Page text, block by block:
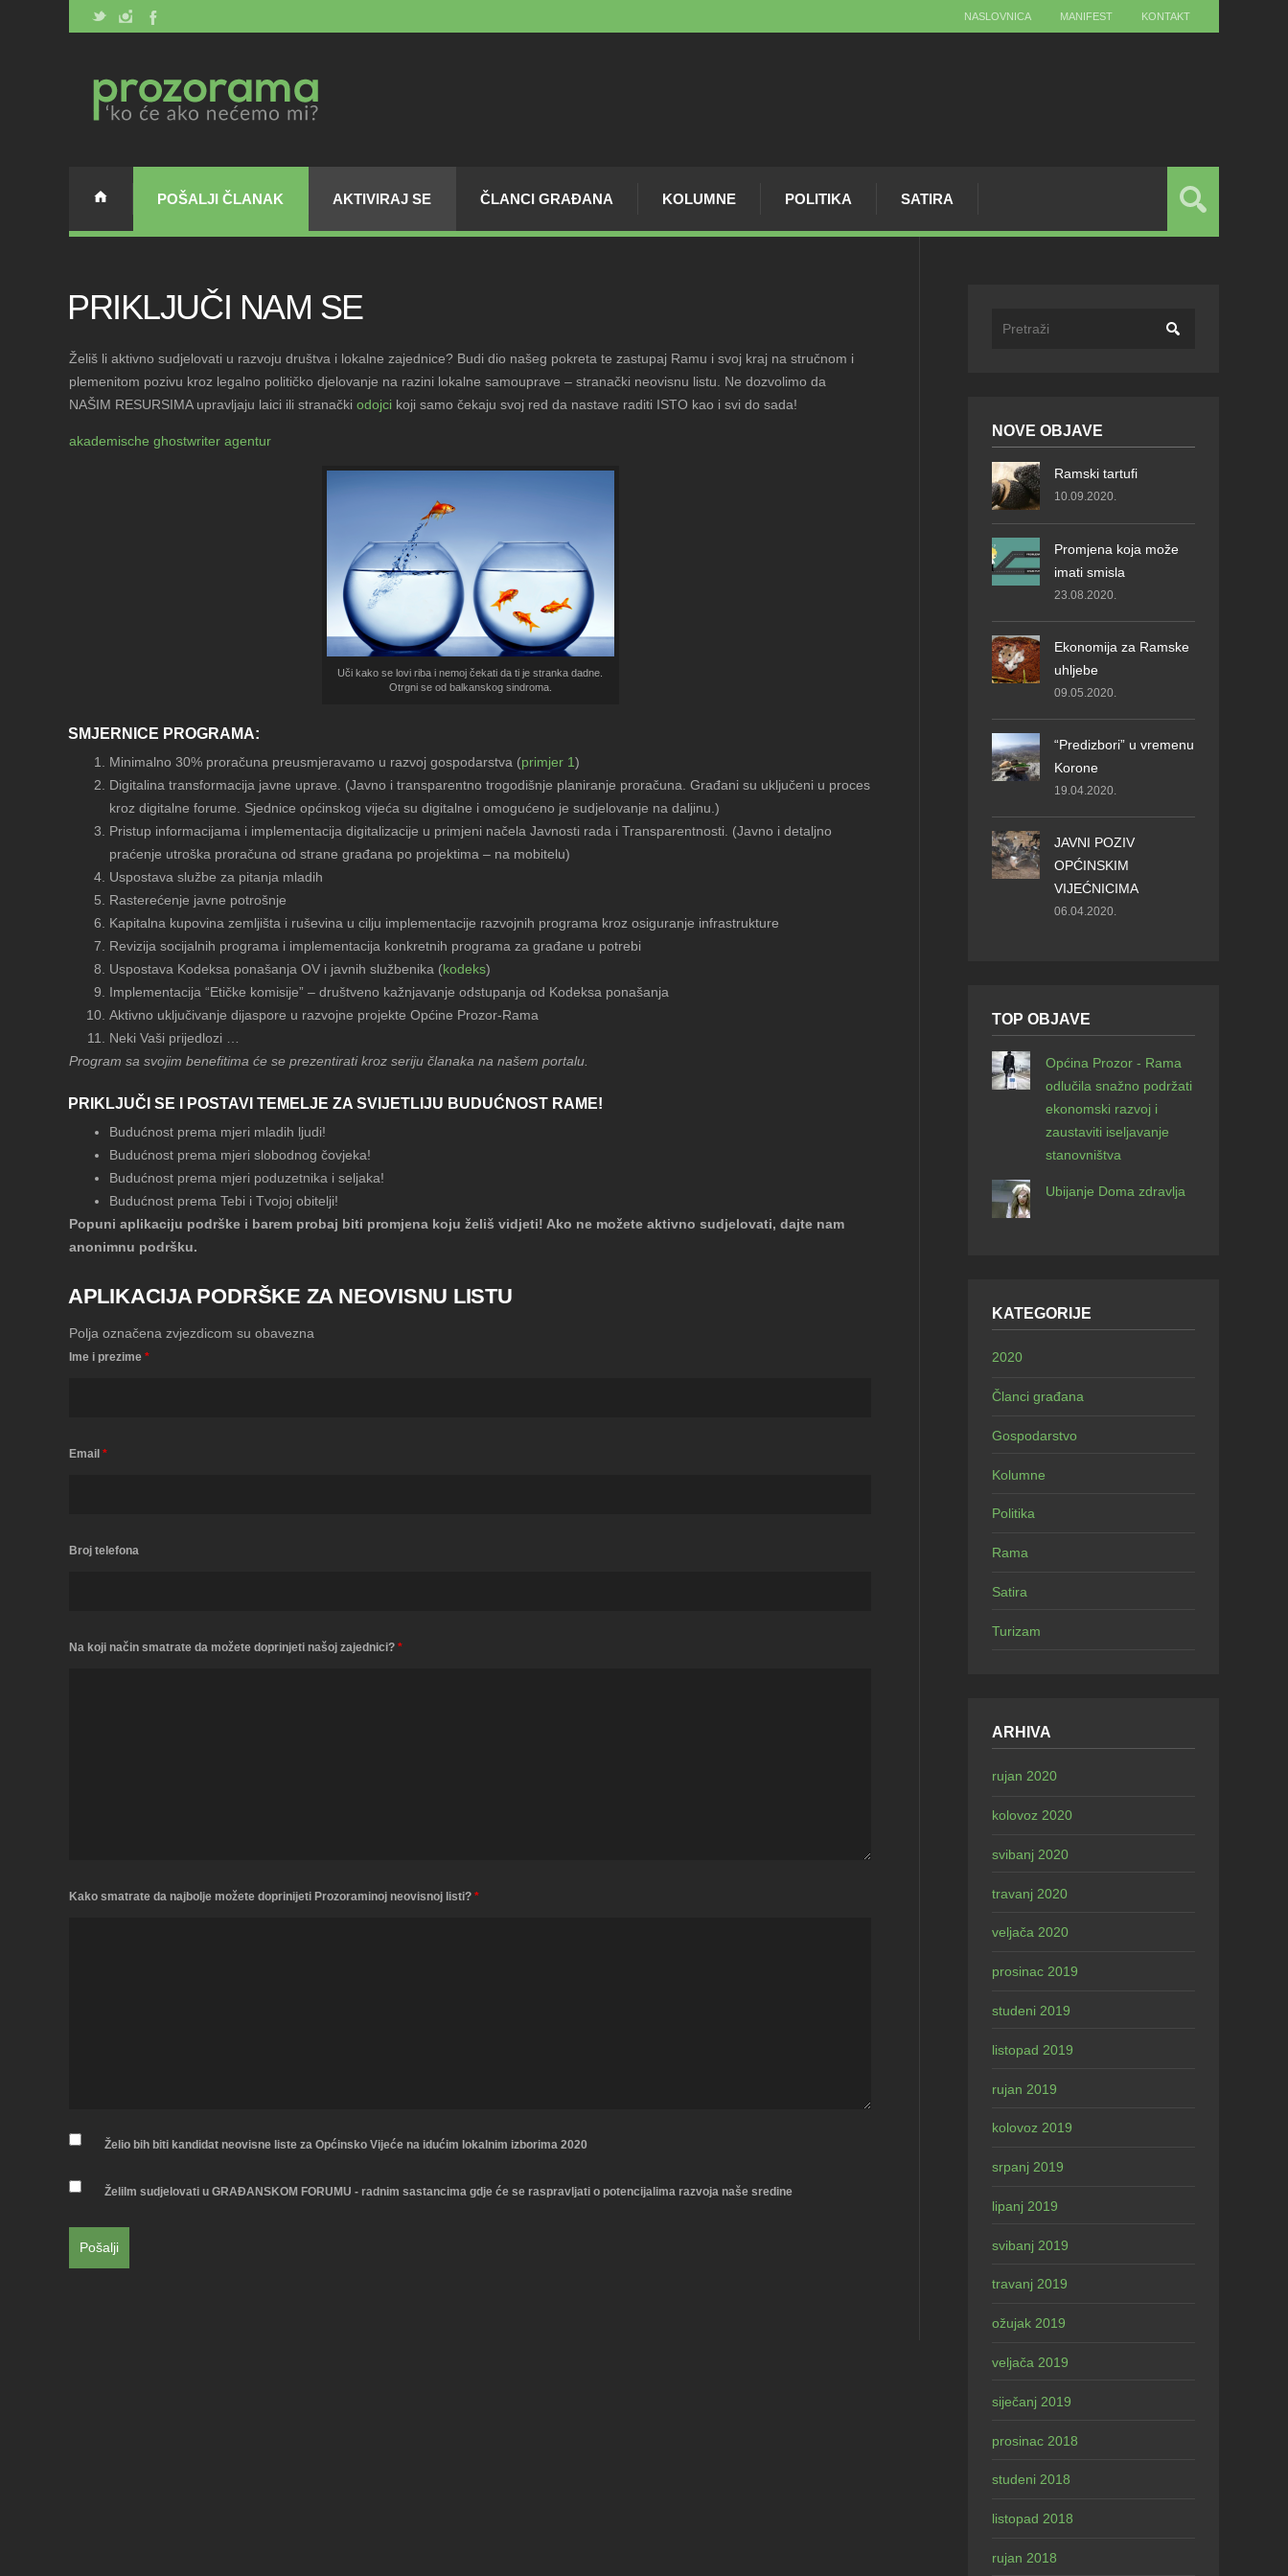
NASLOVNICA MANIFEST KONTAKT
POŠALJI ČLANAK AKTIVIRAJ SE ČLANCI GRAĐANA KOLUMNE POLITIKA SATIRA
PRIKLJUČI NAM SE
Želiš li aktivno sudjelovati u razvoju društva i lokalne zajednice? Budi dio našeg pokreta te zastupaj Ramu i svoj kraj na stručnom i
plemenitom pozivu kroz legalno političko djelovanje na razini lokalne samouprave – stranački neovisnu listu. Ne dozvolimo da
NAŠIM RESURSIMA upravljaju laici ili stranački odojci koji samo čekaju svoj red da nastave raditi ISTO kao i svi do sada!
akademische ghostwriter agentur
Uči kako se lovi riba i nemoj čekati da ti je stranka dadne.
Otrgni se od balkanskog sindroma.
SMJERNICE PROGRAMA:
Minimalno 30% proračuna preusmjeravamo u razvoj gospodarstva (primjer 1)
Digitalina transformacija javne uprave. (Javno i transparentno trogodišnje planiranje proračuna. Građani su uključeni u proces
kroz digitalne forume. Sjednice općinskog vijeća su digitalne i omogućeno je sudjelovanje na daljinu.)
Pristup informacijama i implementacija digitalizacije u primjeni načela Javnosti rada i Transparentnosti. (Javno i detaljno
praćenje utroška proračuna od strane građana po projektima – na mobitelu)
Uspostava službe za pitanja mladih
Rasterećenje javne potrošnje
Kapitalna kupovina zemljišta i ruševina u cilju implementacije razvojnih programa kroz osiguranje infrastrukture
Revizija socijalnih programa i implementacija konkretnih programa za građane u potrebi
Uspostava Kodeksa ponašanja OV i javnih službenika (kodeks)
Implementacija “Etičke komisije” – društveno kažnjavanje odstupanja od Kodeksa ponašanja
Aktivno uključivanje dijaspore u razvojne projekte Općine Prozor-Rama
Neki Vaši prijedlozi …
Program sa svojim benefitima će se prezentirati kroz seriju članaka na našem portalu.
PRIKLJUČI SE I POSTAVI TEMELJE ZA SVIJETLIJU BUDUĆNOST RAME!
Budućnost prema mjeri mladih ljudi!
Budućnost prema mjeri slobodnog čovjeka!
Budućnost prema mjeri poduzetnika i seljaka!
Budućnost prema Tebi i Tvojoj obitelji!
Popuni aplikaciju podrške i barem probaj biti promjena koju želiš vidjeti! Ako ne možete aktivno sudjelovati, dajte nam
anonimnu podršku.
APLIKACIJA PODRŠKE ZA NEOVISNU LISTU
Polja označena zvjezdicom su obavezna
Ime i prezime *
Email *
Broj telefona
Na koji način smatrate da možete doprinjeti našoj zajednici? *
Kako smatrate da najbolje možete doprinijeti Prozoraminoj neovisnoj listi? *
Želio bih biti kandidat neovisne liste za Općinsko Vijeće na idućim lokalnim izborima 2020
Želilm sudjelovati u GRAĐANSKOM FORUMU - radnim sastancima gdje će se raspravljati o potencijalima razvoja naše sredine
NOVE OBJAVE
Ramski tartufi
10.09.2020.
Promjena koja može
imati smisla
23.08.2020.
Ekonomija za Ramske
uhljebe
09.05.2020.
“Predizbori” u vremenu
Korone
19.04.2020.
JAVNI POZIV
OPĆINSKIM
VIJEĆNICIMA
06.04.2020.
TOP OBJAVE
Općina Prozor - Rama
odlučila snažno podržati
ekonomski razvoj i
zaustaviti iseljavanje
stanovništva
Ubijanje Doma zdravlja
KATEGORIJE
2020
Članci građana
Gospodarstvo
Kolumne
Politika
Rama
Satira
Turizam
ARHIVA
rujan 2020
kolovoz 2020
svibanj 2020
travanj 2020
veljača 2020
prosinac 2019
studeni 2019
listopad 2019
rujan 2019
kolovoz 2019
srpanj 2019
lipanj 2019
svibanj 2019
travanj 2019
ožujak 2019
veljača 2019
siječanj 2019
prosinac 2018
studeni 2018
listopad 2018
rujan 2018